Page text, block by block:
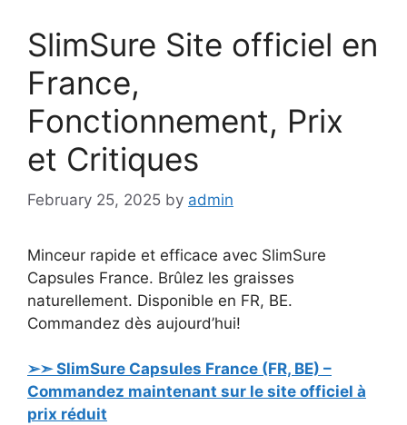
SlimSure Site officiel en
France,
Fonctionnement, Prix
et Critiques
February 25, 2025 by admin
Minceur rapide et efficace avec SlimSure
Capsules France. Brûlez les graisses
naturellement. Disponible en FR, BE.
Commandez dès aujourd’hui!
➢➣ SlimSure Capsules France (FR, BE) –
Commandez maintenant sur le site officiel à
prix réduit